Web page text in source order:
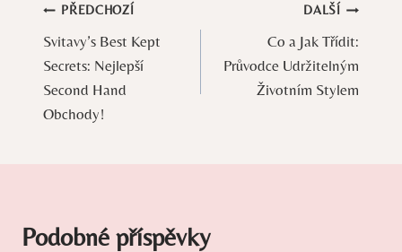
Navigace
pro
příspěvek
PŘEDCHOZÍ
Svitavy’s Best Kept
Secrets: Nejlepší
Second Hand
Obchody!
DALŠÍ
Co a Jak Třídit:
Průvodce Udržitelným
Životním Stylem
Podobné příspěvky